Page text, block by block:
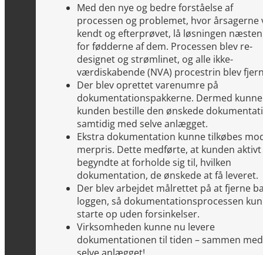
Med den nye og bedre forståelse af
processen og problemet, hvor årsagerne
kendt og efterprøvet, lå løsningen
for fødderne af dem. Processen blev re-
designet og strømlinet, og alle ikke-
værdiskabende (NVA) procestrin blev
Der blev oprettet varenumre på
dokumentationspakkerne. Dermed kunne
kunden bestille den ønskede
samtidig med selve anlægget.
Ekstra dokumentation kunne tilkøbes
merpris. Dette medførte, at kunden aktivt
begyndte at forholde sig til, hvilken
dokumentation, de ønskede at få leveret.
Der blev arbejdet målrettet på at fjerne
loggen, så dokumentationsprocessen
starte op uden forsinkelser.
Virksomheden kunne nu levere
dokumentationen til tiden – sammen med